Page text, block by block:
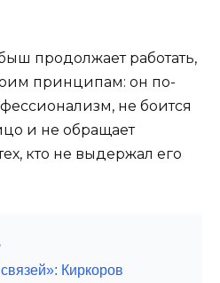
продолжает работать,
принципам: он по-
не боится
и не обращает
кто не выдержал его
Киркоров